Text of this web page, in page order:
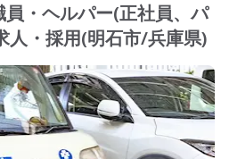
・ヘルパー(正社員、パ
人・採用(明石市/兵庫県)